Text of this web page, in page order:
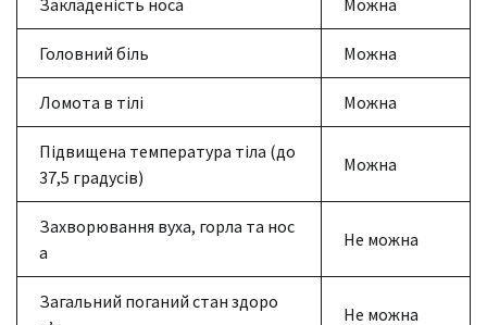
Закладеність носа Можна
Головний біль Можна
Ломота в тілі Можна
Підвищена температура тіла (до
37,5 градусів)
Можна
Захворювання вуха, горла та нос
а
Не можна
Загальний поганий стан здоро
Не можна